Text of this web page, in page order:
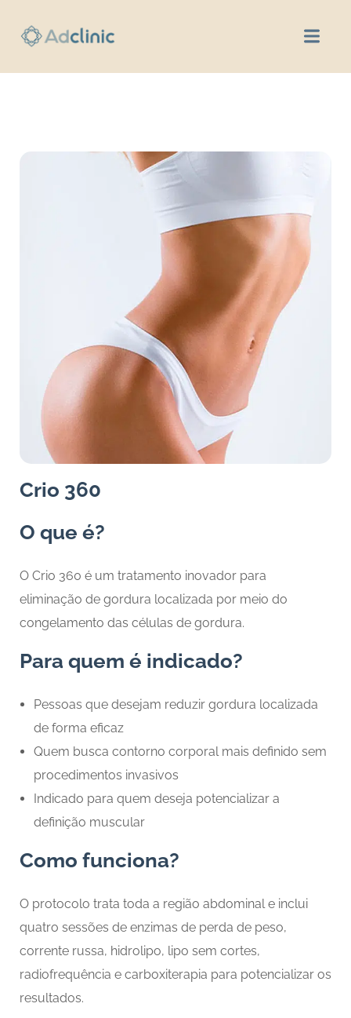
Crio 360
O que é?
O Crio 360 é um tratamento inovador para
eliminação de gordura localizada por meio do
congelamento das células de gordura.
Para quem é indicado?
Pessoas que desejam reduzir gordura localizada
de forma eficaz
Quem busca contorno corporal mais definido sem
procedimentos invasivos
Indicado para quem deseja potencializar a
definição muscular
Como funciona?
O protocolo trata toda a região abdominal e inclui
quatro sessões de enzimas de perda de peso,
corrente russa, hidrolipo, lipo sem cortes,
radiofrequência e carboxiterapia para potencializar os
resultados.